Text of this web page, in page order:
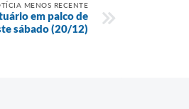
MENOS RECENTE
em palco de
sábado (20/12)